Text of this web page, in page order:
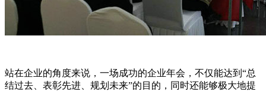
站在企业的角度来说，一场成功的企业年会，不仅能达到“总
结过去、表彰先进、规划未来”的目的，同时还能够极大地提